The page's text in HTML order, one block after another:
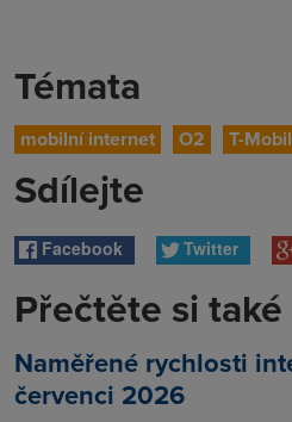
Témata
mobilní internet O2 T-
Sdílejte
Facebook Twitter
Přečtěte si také
Naměřené rychlosti
červenci 2026